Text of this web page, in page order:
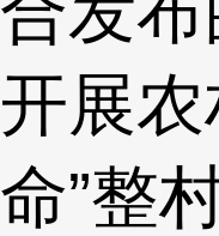
开展农
命”整